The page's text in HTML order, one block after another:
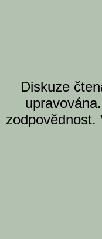
Diskuze
zodpovědnost.